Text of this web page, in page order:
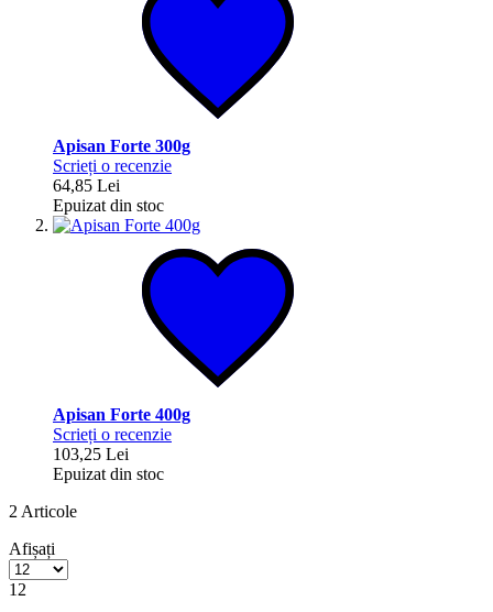
Apisan Forte 300g
Scrieți o recenzie
64,85 Lei
Epuizat din stoc
Apisan Forte 400g
Scrieți o recenzie
103,25 Lei
Epuizat din stoc
2 Articole
Afișați
12